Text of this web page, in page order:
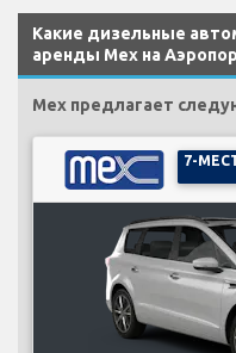
Какие дизельные
аренды Mex на
Mex предлагает